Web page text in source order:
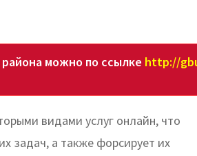
можно по ссылке http://
видами услуг онлайн, что
задач, а также форсирует их